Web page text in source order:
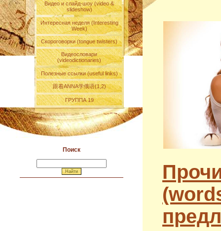
Видео и слайд-шоу (video &
slideshow)
Интересная неделя (Interesting
Week)
Скороговорки (tongue twisters)
Видеословари
(videodictionaries)
Полезные ссылки (useful links)
跟着ANNA学俄语(1,2)
ГРУППА 19
Поиск